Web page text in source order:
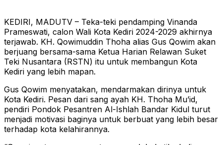
KEDIRI, MADUTV – Teka-teki pendamping Vinanda
Prameswati, calon Wali Kota Kediri 2024-2029 akhirnya
terjawab. KH. Qowimuddin Thoha alias Gus Qowim akan
berjuang bersama-sama Ketua Harian Relawan Suket
Teki Nusantara (RSTN) itu untuk membangun Kota
Kediri yang lebih mapan.
Gus Qowim menyatakan, mendarmakan dirinya untuk
Kota Kediri. Pesan dari sang ayah KH. Thoha Mu’id,
pendiri Pondok Pesantren Al-Ishlah Bandar Kidul turut
menjadi motivasi baginya untuk berbuat yang lebih besar
terhadap kota kelahirannya.